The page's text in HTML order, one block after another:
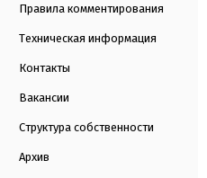
Правила комментирования
Техническая информация
Контакты
Вакансии
Структура собственности
Архив